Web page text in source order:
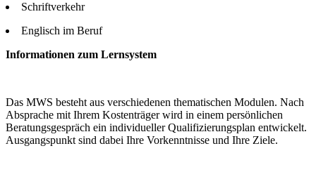
Schriftverkehr
Englisch im Beruf
Informationen zum Lernsystem
Das MWS besteht aus verschiedenen thematischen Modulen. Nach
Absprache mit Ihrem Kostenträger wird in einem persönlichen
Beratungsgespräch ein individueller Qualifizierungsplan entwickelt.
Ausgangspunkt sind dabei Ihre Vorkenntnisse und Ihre Ziele.